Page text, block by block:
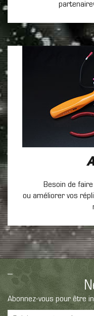
Besoin de
ou améliorer vos
Abonnez-vous pour être